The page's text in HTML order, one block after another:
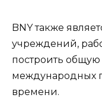
BNY также
учреждений,
построить общую
международных
времени.